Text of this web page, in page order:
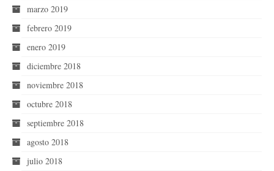
marzo 2019
febrero 2019
enero 2019
diciembre 2018
noviembre 2018
octubre 2018
septiembre 2018
agosto 2018
julio 2018